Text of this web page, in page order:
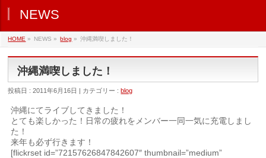
NEWS
HOME » NEWS » blog » 沖縄満喫しました！
沖縄満喫しました！
投稿日 : 2011年6月16日 | カテゴリー :blog
沖縄にてライブしてきました！
とても楽しかった！日常の疲れをメンバー一同一気に充電しまし
た！
来年も必ず行きます！
[flickrset id=”72157626847842607″ thumbnail=”medium”